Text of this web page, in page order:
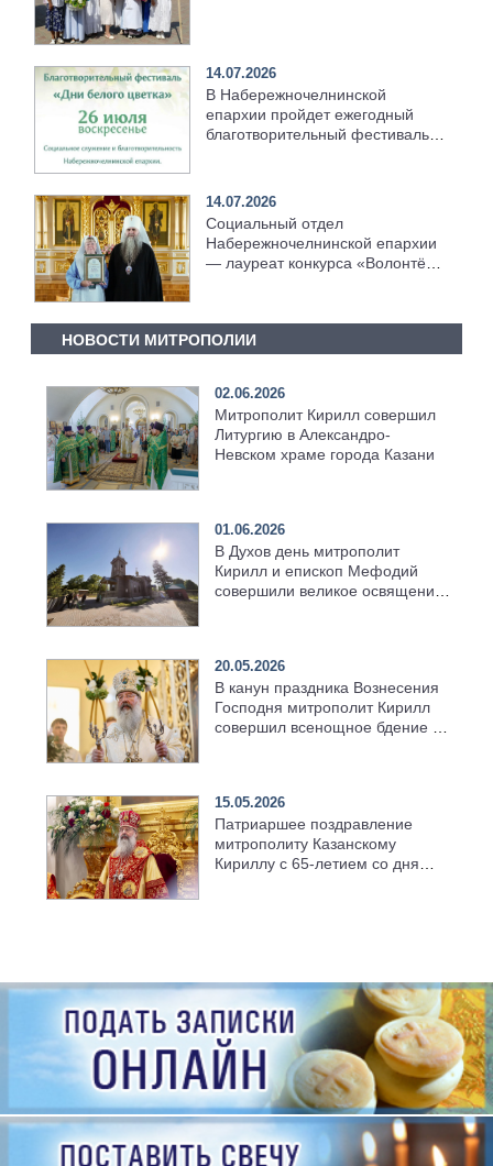
14.07.2026
В Набережночелнинской
епархии пройдет ежегодный
благотворительный фестиваль
14.07.2026
Социальный отдел
Набережночелнинской епархии
— лауреат конкурса «Волонтёр
НОВОСТИ МИТРОПОЛИИ
02.06.2026
Митрополит Кирилл совершил
Литургию в Александро-
Невском храме города Казани
01.06.2026
В Духов день митрополит
Кирилл и епископ Мефодий
совершили великое освящение
20.05.2026
В канун праздника Вознесения
Господня митрополит Кирилл
совершил всенощное бдение в
15.05.2026
Патриаршее поздравление
митрополиту Казанскому
Кириллу с 65-летием со дня